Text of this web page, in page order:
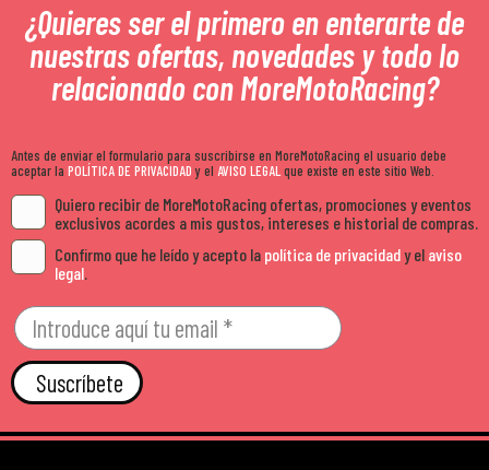
¿Quieres ser el primero en enterarte de
nuestras ofertas, novedades y todo lo
relacionado con MoreMotoRacing?
Antes de enviar el formulario para suscribirse en MoreMotoRacing el usuario debe
aceptar la POLÍTICA DE PRIVACIDADy el AVISO LEGALque existe en este sitio Web.
Quiero recibir de MoreMotoRacing ofertas, promociones y eventos
exclusivos acordes a mis gustos, intereses e historial de compras.
Confirmo que he leído y acepto la política de privacidady el aviso
legal
Suscríbete